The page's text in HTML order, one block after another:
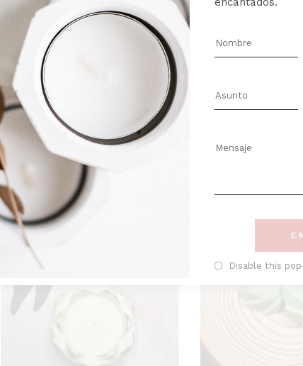
de fragancias cuidadosamente seleccionadas, desde
tu espacio.
con el medio ambiente, nuestras velas no solo
reciclables.
Disable this